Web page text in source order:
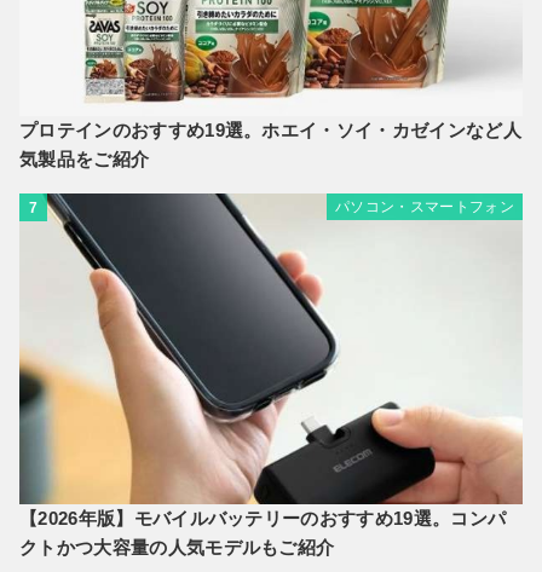
プロテインのおすすめ19選。ホエイ・ソイ・カゼインなど人
気製品をご紹介
7 パソコン・スマートフォン
【2026年版】モバイルバッテリーのおすすめ19選。コンパ
クトかつ大容量の人気モデルもご紹介